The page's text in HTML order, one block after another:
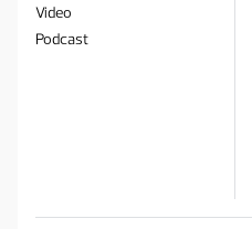
Video
Podcast